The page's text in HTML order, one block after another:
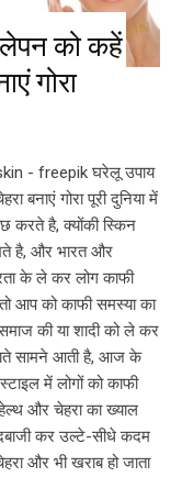
को कहें
गोरा
- freepik घरेलू उपाय
बनाएं गोरा पूरी दुनिया में
करते है, क्योंकी स्किन
है, और भारत और
के ले कर लोग काफी
आप को काफी समस्या का
की या शादी को ले कर
सामने आती है, आज के
में लोगों को काफी
और चेहरा का ख्याल
कर उल्टे-सीधे कदम
और भी खराब हो जाता